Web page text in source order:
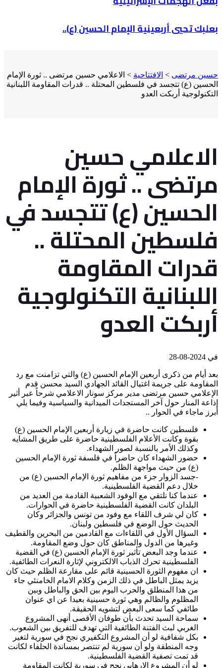
بعلبك تحيي أربعينية الإمام الحسين (ع)..
حسين مرتضى > الافتتاحية > الاعلامي حسين مرتضى .. ثورة الإمام
الحسين (ع) تتجسد في فلسطين المحتلة .. قدرات المقاومة اللبنانية
التكنولوجية أربكت العدو
الاعلامي حسين
مرتضى .. ثورة الإمام
الحسين (ع) تتجسد في
فلسطين المحتلة ..
قدرات المقاومة
اللبنانية التكنولوجية
أربكت العدو
في
بعد أيام من ذكرى أربعين الإمام الحسين (ع) والتي تزامنت مع رد
المقاومة على جريمة اغتيال القائد الجهادي السيد محسن قدم
الإعلامي حسين مرتضى مدير مركز سونار الاعلامي شرحاً عبر أثير
إذاعة المنار حول آخر المستجدات الميدانية والسياسية وفيما يلي
أبرز ماجاء في الحوار ..
فلسطين كانت حاضرة في زيارة أربعين الإمام الحسين (ع)
بقوة وكانت الأعلام الفلسطينية حاضرة على طريق المشايه
وكذلك الأمر بالنسبة لصور الشهداء.
حضور الشهداء كان حاضراً في فلسفة ثورة الإمام الحسين
(ع) من حيث مواجهة الظلم.
-جسد الزوار جزء من مفاهيم ثورة الإمام الحسين (ع) من
خلال دعم القضية الفلسطينية.
عندما كنا نلتقي مع الوفود الشعبية القادمة من العديد من
البلدان كانت القضية الفلسطينية حاضرة في الحوارات.
كان لي شرف اللقاء مع وفود من تونس والجزائر وكان
الحديث حول الوضع في فلسطين ولبنان.
السؤال الأول في اللقاءات مع القادمين من البحرين والقطيف
وغيرها من الدول والمناطق كان حول وضع المقاومة.
عندما وجد البعض تأثير ثورة الإمام الحسين (ع) في القضية
الفلسطينية تحرك الذباب الالكتروني لإثارة النعرات الطائفية.
‏ان مفهوم الثورة الحسينية قائم على مقارعة الظلم حيث كان
يزيد يمثل الباطل في ذلك الزمن وكلام الامام الخامنئي جاء
من هذا المنطلق والحرب اليوم بين الحق والباطل وبين
المظلوم والظالم وهي ثورة حسينية بعيدا عن اي عنوان
طائفي كما سعى البعض لتشويه الحقيقة.
سماحة السيد تحدث بأن طوفان الأقصى أنهى المشروع
الغربي لبث الفتنة الطائفية التي تهدف للتفريق بين الشعوب.
بكل شفافية لو أن المشروع التكفيري نجح في سورية لتغير
وجه المنطقة ولو أن سورية لم تنتصر بمساندة الحلفاء لكانت
قد تمت تصفية القضية الفلسطينية.
لو أن المشروع الإرهابي نجح في سورية لكانت المقاومة